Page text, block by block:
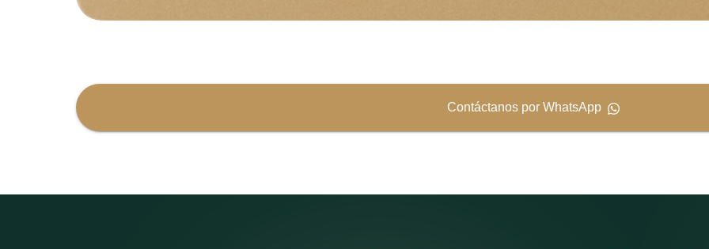
Contáctanos por WhatsApp